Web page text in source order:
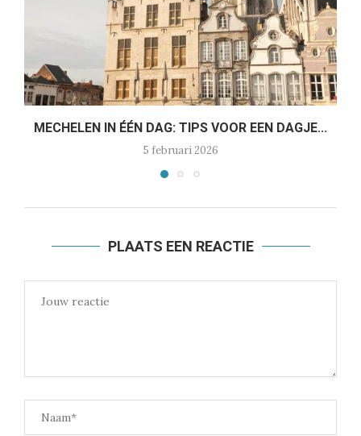
MECHELEN IN ÉÉN DAG: TIPS VOOR EEN DAGJE...
5 februari 2026
PLAATS EEN REACTIE